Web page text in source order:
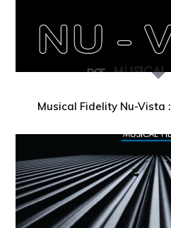
Musical Fidelity Nu-Vista